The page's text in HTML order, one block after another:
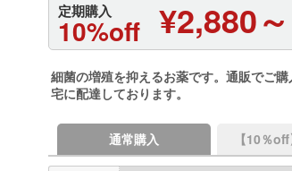
定期購入
10%off ¥2,880～
細菌の増殖を抑えるお薬です。通販でご
宅に配達しております。
通常購入 【10％